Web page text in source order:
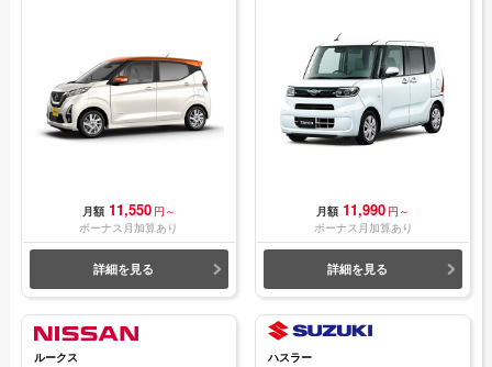
月額 11,550 円～
ボーナス月加算あり
詳細を見る
月額 11,990 円～
ボーナス月加算あり
詳細を見る
ルークス ハスラー